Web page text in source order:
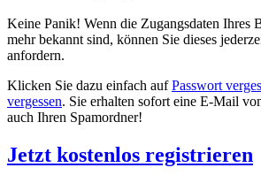
Keine Panik! Wenn die Zugangsdaten Ihres
mehr bekannt sind, können Sie dieses
anfordern.
Klicken Sie dazu einfach aufPasswort
vergessen. Sie erhalten sofort eine E-Mail
auch Ihren Spamordner!
Jetzt kostenlos registrieren